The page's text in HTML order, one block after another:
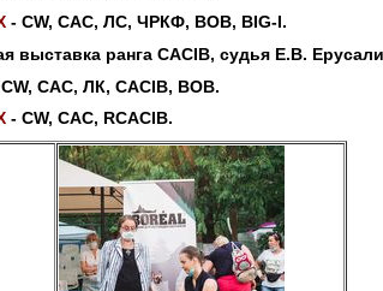
- CW, CAC, ЛС, ЧРКФ, BOB, BIG-I.
выставка ранга CACIB, судья Е.В.
CAC, ЛК, CACIB, BOB.
- CW, CAC, RCACIB.